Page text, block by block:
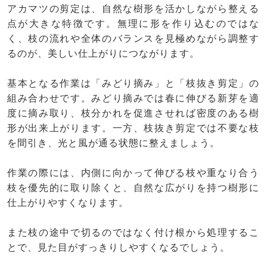
アカマツの剪定は、自然な樹形を活かしながら整える
点が大きな特徴です。無理に形を作り込むのではな
く、枝の流れや全体のバランスを見極めながら調整す
るのが、美しい仕上がりにつながります。
基本となる作業は「みどり摘み」と「枝抜き剪定」の
組み合わせです。みどり摘みでは春に伸びる新芽を適
度に摘み取り、枝分かれを促進させれば密度のある樹
形が出来上がります。一方、枝抜き剪定では不要な枝
を間引き、光と風が通る状態に整えましょう。
作業の際には、内側に向かって伸びる枝や重なり合う
枝を優先的に取り除くと、自然な広がりを持つ樹形に
仕上がりやすくなります。
また枝の途中で切るのではなく付け根から処理するこ
とで、見た目がすっきりしやすくなるでしょう。